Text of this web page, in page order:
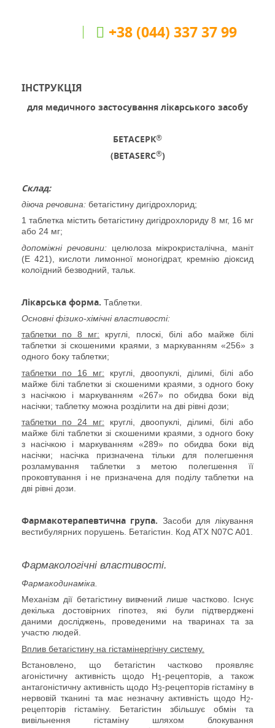
+38 (044) 337 37 99
ІНСТРУКЦІЯ
для медичного застосування лікарського засобу
БЕТАСЕРК®
(BETASERC®)
Склад:
діюча речовина: бетагістину дигідрохлорид;
1 таблетка містить бетагістину дигідрохлориду 8 мг, 16 мг
або 24 мг;
допоміжні речовини: целюлоза мікрокристалічна, маніт
(Е 421), кислоти лимонної моногідрат, кремнію діоксид
колоїдний безводний, тальк.
Лікарська форма. Таблетки.
Основні фізико-хімічні властивості:
таблетки по 8 мг: круглі, плоскі, білі або майже білі
таблетки зі скошеними краями, з маркуванням «256» з
одного боку таблетки;
таблетки по 16 мг: круглі, двоопуклі, ділимі, білі або
майже білі таблетки зі скошеними краями, з одного боку
з насічкою і маркуванням «267» по обидва боки від
насічки; таблетку можна розділити на дві рівні дози;
таблетки по 24 мг: круглі, двоопуклі, ділимі, білі або
майже білі таблетки зі скошеними краями, з одного боку
з насічкою і маркуванням «289» по обидва боки від
насічки; насічка призначена тільки для полегшення
розламування таблетки з метою полегшення її
проковтування і не призначена для поділу таблетки на
дві рівні дози.
Фармакотерапевтична група. Засоби для лікування
вестибулярних порушень. Бетагістин. Код АТX N07C A01.
Фармакологічні властивості.
Фармакодинаміка.
Механізм дії бетагістину вивчений лише частково. Існує
декілька достовірних гіпотез, які були підтверджені
даними досліджень, проведеними на тваринах та за
участю людей.
Вплив бетагістину на гістамінергічну систему.
Встановлено, що бетагістин частково проявляє
агоністичну активність щодо Н1 -рецепторів, а також
антагоністичну активність щодо Н3-рецепторів гістаміну в
нервовій тканині та має незначну активність щодо Н2-
рецепторів гістаміну. Бетагістин збільшує обмін та
вивільнення гістаміну шляхом блокування